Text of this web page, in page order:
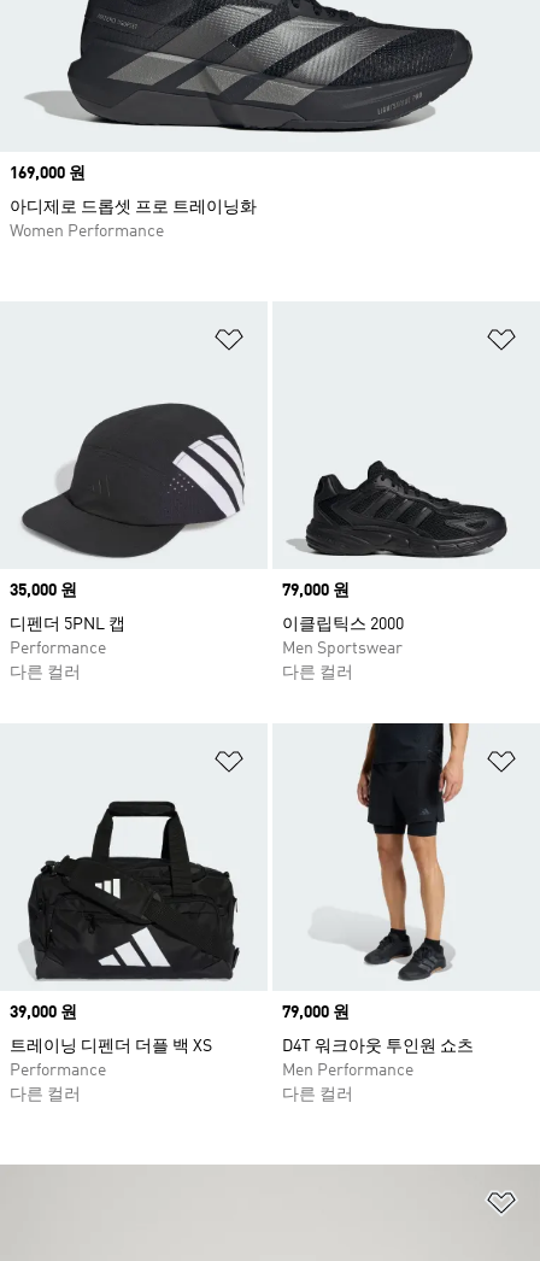
Price
35,000 원
디펜더 5PNL 캡
Performance
다른 컬러
Price
79,000 원
이클립틱스 2000
Men Sportswear
다른 컬러
위시리스트 담기
Price
39,000 원
트레이닝 디펜더 더플 백 XS
Performance
다른 컬러
Price
79,000 원
D4T 워크아웃 투인원 쇼츠
Men Performance
다른 컬러
Price
169,000 원
아디제로 드롭셋 프로 트레이닝화
Women Performance